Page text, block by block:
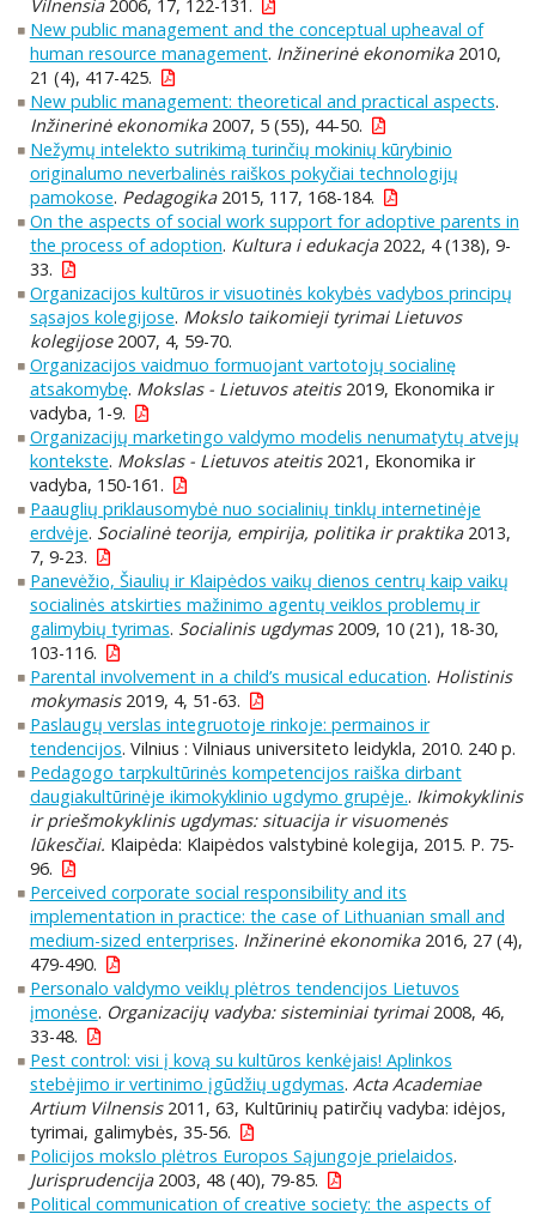
Vilnensia2006, 17, 122-131.
New public management and the conceptual upheaval of
human resource management. Inžinerinė ekonomika2010,
21 (4), 417-425.
New public management: theoretical and practical aspects.
Inžinerinė ekonomika2007, 5 (55), 44-50.
Nežymų intelekto sutrikimą turinčių mokinių kūrybinio
originalumo neverbalinės raiškos pokyčiai technologijų
pamokose. Pedagogika2015, 117, 168-184.
On the aspects of social work support for adoptive parents in
the process of adoption. Kultura i edukacja2022, 4 (138), 9-
33.
Organizacijos kultūros ir visuotinės kokybės vadybos principų
sąsajos kolegijose. Mokslo taikomieji tyrimai Lietuvos
kolegijose2007, 4, 59-70.
Organizacijos vaidmuo formuojant vartotojų socialinę
atsakomybę. Mokslas - Lietuvos ateitis2019, Ekonomika ir
vadyba, 1-9.
Organizacijų marketingo valdymo modelis nenumatytų atvejų
kontekste. Mokslas - Lietuvos ateitis2021, Ekonomika ir
vadyba, 150-161.
Paauglių priklausomybė nuo socialinių tinklų internetinėje
erdvėje. Socialinė teorija, empirija, politika ir praktika2013,
7, 9-23.
Panevėžio, Šiaulių ir Klaipėdos vaikų dienos centrų kaip vaikų
socialinės atskirties mažinimo agentų veiklos problemų ir
galimybių tyrimas. Socialinis ugdymas2009, 10 (21), 18-30,
103-116.
Parental involvement in a child’s musical education. Holistinis
mokymasis2019, 4, 51-63.
Paslaugų verslas integruotoje rinkoje: permainos ir
tendencijos. Vilnius : Vilniaus universiteto leidykla, 2010. 240 p.
Pedagogo tarpkultūrinės kompetencijos raiška dirbant
daugiakultūrinėje ikimokyklinio ugdymo grupėje.. Ikimokyklinis
ir priešmokyklinis ugdymas: situacija ir visuomenės
lūkesčiai. Klaipėda: Klaipėdos valstybinė kolegija, 2015. P. 75-
96.
Perceived corporate social responsibility and its
implementation in practice: the case of Lithuanian small and
medium-sized enterprises. Inžinerinė ekonomika2016, 27 (4),
479-490.
Personalo valdymo veiklų plėtros tendencijos Lietuvos
įmonėse. Organizacijų vadyba: sisteminiai tyrimai2008, 46,
33-48.
Pest control: visi į kovą su kultūros kenkėjais! Aplinkos
stebėjimo ir vertinimo įgūdžių ugdymas. Acta Academiae
Artium Vilnensis2011, 63, Kultūrinių patirčių vadyba: idėjos,
tyrimai, galimybės, 35-56.
Policijos mokslo plėtros Europos Sąjungoje prielaidos.
Jurisprudencija2003, 48 (40), 79-85.
Political communication of creative society: the aspects of